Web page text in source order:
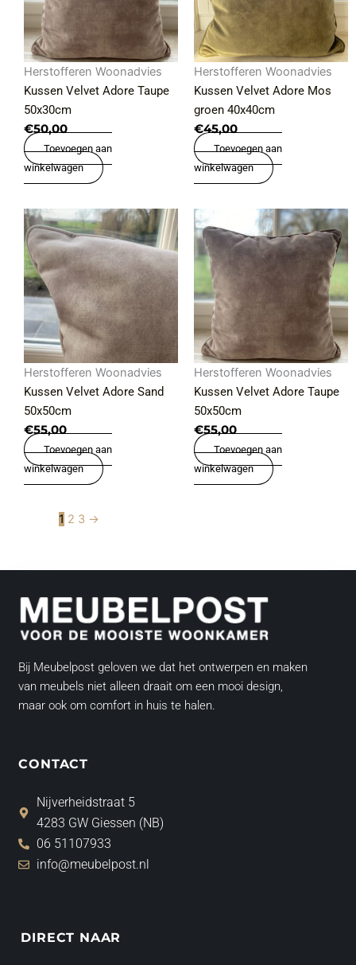
Herstofferen Woonadvies
Kussen Velvet Adore Taupe
50x30cm
€50,00
Toevoegen aan
winkelwagen
Herstofferen Woonadvies
Kussen Velvet Adore Mos
groen 40x40cm
€45,00
Toevoegen aan
winkelwagen
Herstofferen Woonadvies
Kussen Velvet Adore Sand
50x50cm
€55,00
Toevoegen aan
winkelwagen
Herstofferen Woonadvies
Kussen Velvet Adore Taupe
50x50cm
€55,00
Toevoegen aan
winkelwagen
1 2 3 →
Bij Meubelpost geloven we dat het ontwerpen en maken
van meubels niet alleen draait om een mooi design,
maar ook om comfort in huis te halen.
CONTACT
Nijverheidstraat 5
4283 GW Giessen (NB)
06 51107933
info@meubelpost.nl
DIRECT NAAR